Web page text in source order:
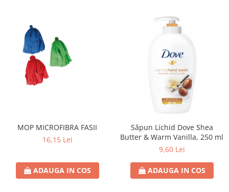
MOP MICROFIBRA FASII
16,15 Lei
ADAUGA IN COS
Săpun Lichid Dove Shea
Butter & Warm Vanilla, 250 ml
9,60 Lei
ADAUGA IN COS